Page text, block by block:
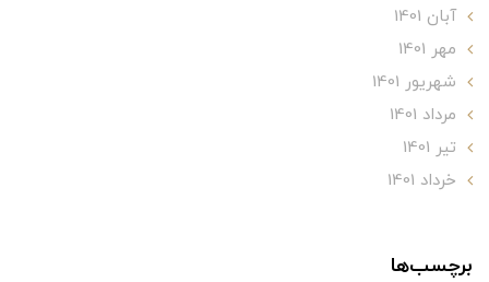
آبان 1401
مهر 1401
شهریور 1401
مرداد 1401
تير 1401
خرداد 1401
برچسب‌ها